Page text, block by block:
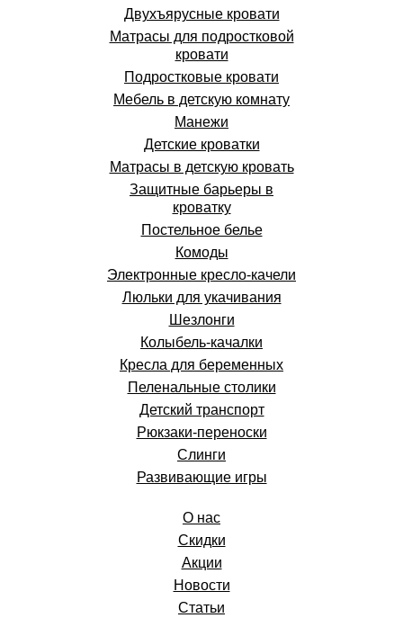
Двухъярусные кровати
Матрасы для подростковой
кровати
Подростковые кровати
Мебель в детскую комнату
Манежи
Детские кроватки
Матрасы в детскую кровать
Защитные барьеры в
кроватку
Постельное белье
Комоды
Электронные кресло-качели
Люльки для укачивания
Шезлонги
Колыбель-качалки
Кресла для беременных
Пеленальные столики
Детский транспорт
Рюкзаки-переноски
Слинги
Развивающие игры
О нас
Скидки
Акции
Новости
Статьи